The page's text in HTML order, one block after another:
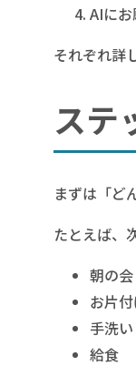
AIに
それぞれ詳
ステ
まずは「ど
たとえば、
朝の会
お片
手洗い
給食